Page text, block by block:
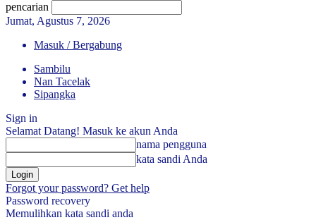
pencarian
Jumat, Agustus 7, 2026
Masuk / Bergabung
Sambilu
Nan Tacelak
Sipangka
Sign in
Selamat Datang! Masuk ke akun Anda
nama pengguna
kata sandi Anda
Forgot your password? Get help
Password recovery
Memulihkan kata sandi anda